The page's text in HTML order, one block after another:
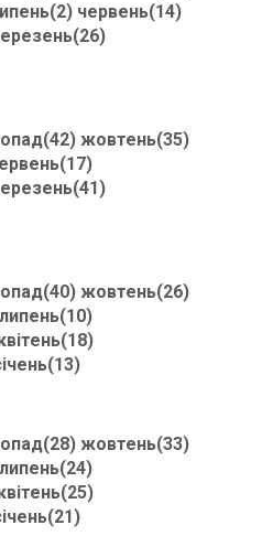
червень(14)
жовтень(35)
жовтень(26)
липень(10)
жовтень(33)
липень(24)